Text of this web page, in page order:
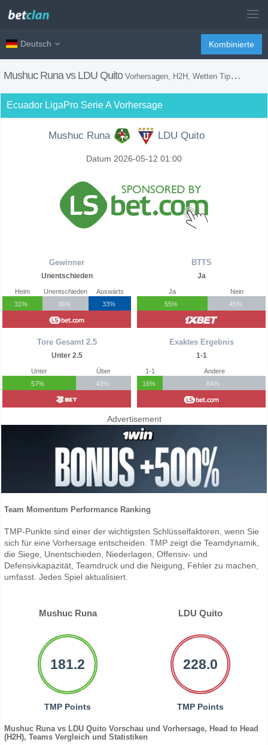
Deutsch Kombinierte
Mushuc Runa vs LDU Quito Vorhersagen, H2H, Wetten Tipps und Spiel Vorschau
Ecuador LigaPro Serie A Vorhersage
Mushuc Runa LDU Quito
Datum 2026-05-12 01:00
Gewinner
Unentschieden
Heim
31%
Unentschieden
36%
Auswärts
33%
Tore Gesamt 2.5
Unter 2.5
Unter
57%
Über
43%
BTTS
Ja
Ja
55%
Nein
45%
Exaktes Ergebnis
1-1
1-1
16%
Andere
84%
Advertisement
Team Momentum Performance Ranking
TMP-Punkte sind einer der wichtigsten Schlüsselfaktoren, wenn Sie
sich für eine Vorhersage entscheiden. TMP zeigt die Teamdynamik,
die Siege, Unentschieden, Niederlagen, Offensiv- und
Defensivkapazität, Teamdruck und die Neigung, Fehler zu machen,
umfasst. Jedes Spiel aktualisiert.
Mushuc Runa LDU Quito
181.2
TMP Points
228.0
TMP Points
Mushuc Runa vs LDU Quito Vorschau und Vorhersage, Head to Head
(H2H), Teams Vergleich und Statistiken